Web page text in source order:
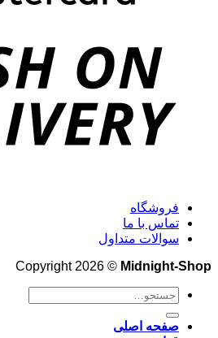
فروشگاه
تماس با ما
سوالات متداول
Copyright 2026 © Midnight-Shop
جستجو
صفحه اصلی